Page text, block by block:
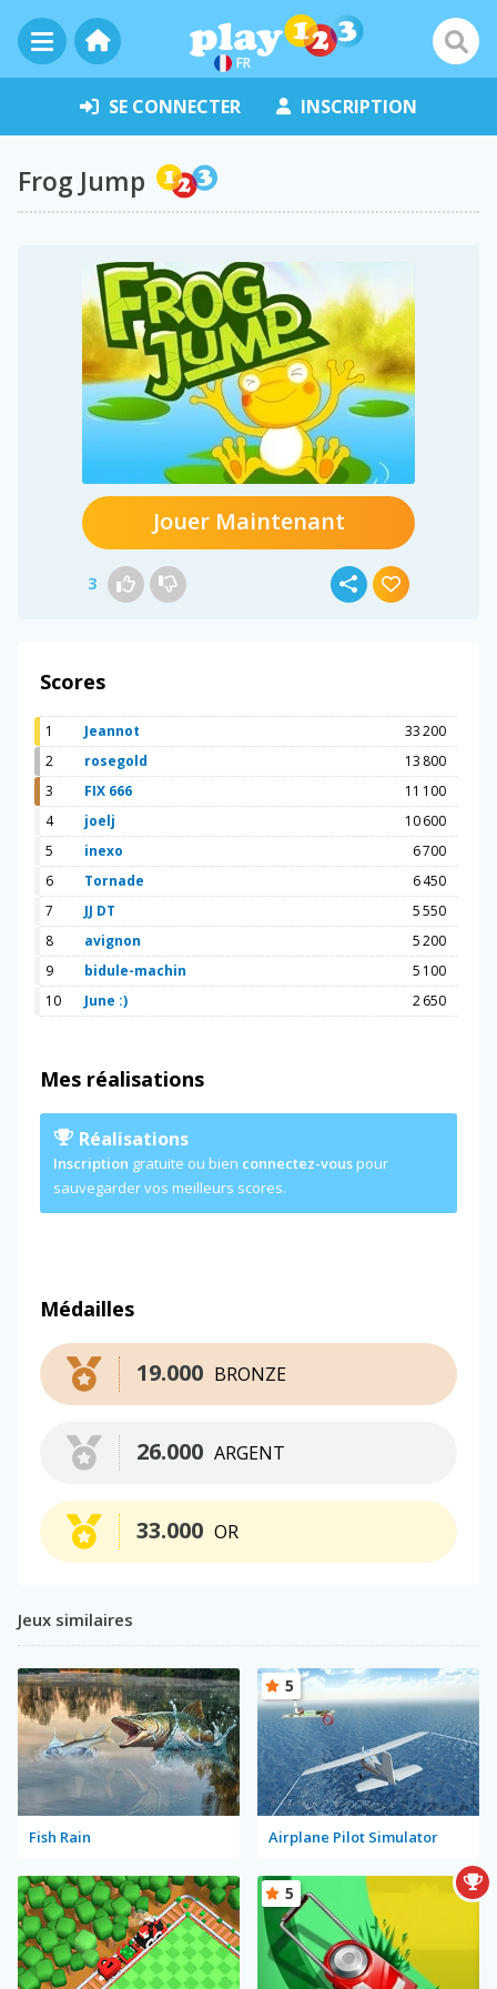
FR
SE CONNECTER INSCRIPTION
Frog Jump
Jouer Maintenant
3
Scores
1 Jeannot
33 200
2
rosegold
13 800
3
FIX 666
11 100
4
joelj
10 600
5
inexo
6 700
6
Tornade
6 450
7
JJ DT
5 550
8
avignon
5 200
9
bidule-machin
5 100
10
June :) 2 650
Mes réalisations
Réalisations
Inscription gratuite ou bien connectez-vous pour
sauvegarder vos meilleurs scores.
Médailles
BRONZE
19.000
ARGENT
26.000
OR
33.000
Jeux similaires
Fish Rain Airplane Pilot Simulator
5
5